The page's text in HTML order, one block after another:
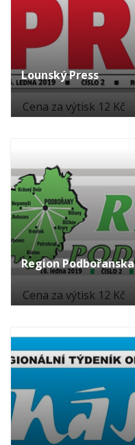
Lounský Press
Cena za výtisk 12 Kč
Region Podbořanska
Cena za výtisk 12 Kč